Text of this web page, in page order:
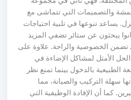
والتصميمات التي تتماشى مع
يساعد تنوعها في تلبية احتياجات
يبحثون عن ستائر تضفي المزيد
الخصوصية والراحة. علاوة على
الأمثل لمشاكل الإضاءة في
بالدخول بينما تمنع نظر
سهلة التركيب والصيانة، مما
كما أن الإفادة الوظيفية التي